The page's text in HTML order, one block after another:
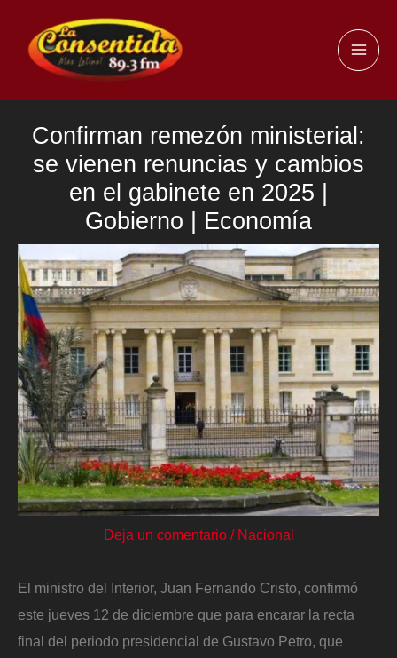
contenido
Confirman remezón ministerial:
se vienen renuncias y cambios
en el gabinete en 2025 |
Gobierno | Economía
Deja un comentario / Nacional
El ministro del Interior, Juan Fernando Cristo, confirmó
este jueves 12 de diciembre que para encarar la recta
final del periodo presidencial de Gustavo Petro, que